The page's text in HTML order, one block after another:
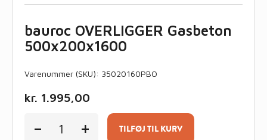
bauroc OVERLIGGER Gasbeton
500x200x1600
Varenummer (SKU): 35020160PBO
kr. 1.995,00
-
OVERLIGGER
+ TILFØJ TIL KURV